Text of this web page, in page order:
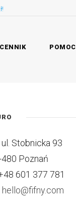
CENNIK POMOC
Stobnicka 93
Poznań
601 377 781
hello@fifny.com